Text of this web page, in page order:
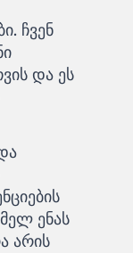
ჩვენ
და ეს
ენას
არის